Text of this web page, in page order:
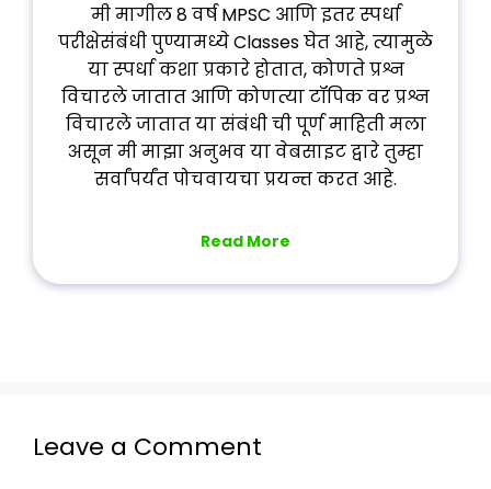
मी मागील 8 वर्ष MPSC आणि इतर स्पर्धा
परीक्षेसंबंधी पुण्यामध्ये Classes घेत आहे, त्यामुळे
या स्पर्धा कशा प्रकारे होतात, कोणते प्रश्न
विचारले जातात आणि कोणत्या टॉपिक वर प्रश्न
विचारले जातात या संबंधी ची पूर्ण माहिती मला
असून मी माझा अनुभव या वेबसाइट द्वारे तुम्हा
सर्वांपर्यंत पोचवायचा प्रयन्त करत आहे.
Read More
Leave a Comment